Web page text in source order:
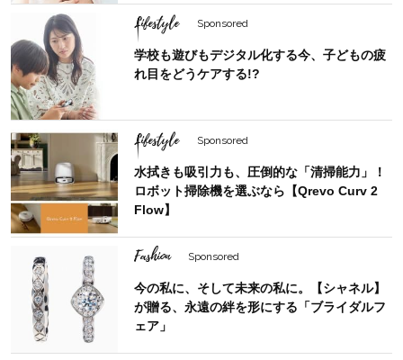
Lifestyle Sponsored
学校も遊びもデジタル化する今、子どもの疲
れ目をどうケアする!?
Lifestyle Sponsored
水拭きも吸引力も、圧倒的な「清掃能力」！
ロボット掃除機を選ぶなら【Qrevo Curv 2
Flow】
Fashion Sponsored
今の私に、そして未来の私に。【シャネル】
が贈る、永遠の絆を形にする「ブライダルフ
ェア」